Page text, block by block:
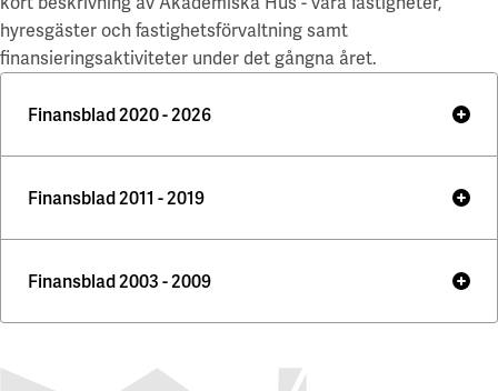
hyresgäster och fastighetsförvaltning samt
finansieringsaktiviteter under det gångna året.
Finansblad 2020 - 2026
Finansblad 2026
Finansblad 2011 - 2019
Finansblad 2003 - 2009